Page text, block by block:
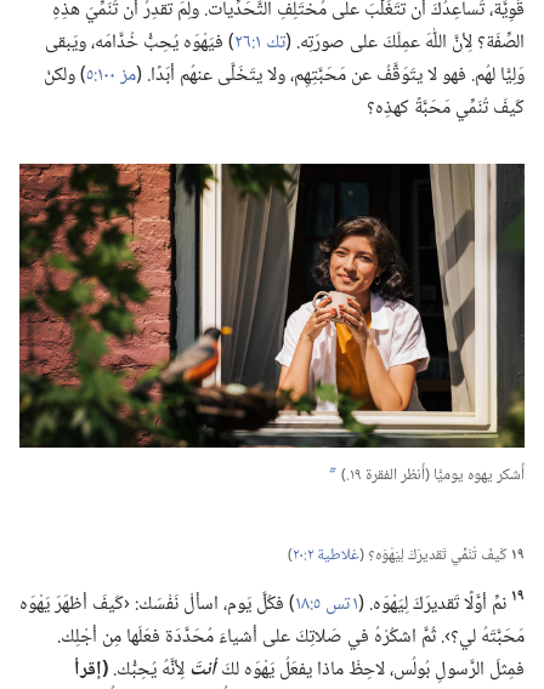
قَوِيَّة،‏ تُساعِدُكَ أن تتَغَلَّبَ على مُختَلِفِ التَّحَدِّيات.‏ ولِمَ تقدِرُ أن تُنَمِّيَ هذِهِ
الصِّفَة؟‏ لِأنَّ اللّٰهَ عمِلَكَ على صورَتِه.‏ (‏تك ١:‏٢٦
‏)‏ فيَهْوَه يُحِبُّ خُدَّامَه،‏ ويَبقى
وَلِيًّا لهُم.‏ فهو لا يتَوَقَّفُ عن مَحَبَّتِهِم،‏ ولا يتَخَلَّى عنهُم أبَدًا.‏ (‏مز ١٠٠:‏٥
‏)‏ ولكنْ
كَيفَ تُنَمِّي مَحَبَّةً كهذِه؟‏
أُشكر يهوه يوميًّا (‏أُنظر الفقرة ١٩.‏)‏ b
١٩كَيفَ تُنَمِّي تَقديرَكَ لِيَهْوَه؟‏ (‏غلاطية ٢:‏٢٠
‏)‏
١٩ نمِّ أوَّلًا تَقديرَكَ لِيَهْوَه.‏ (‏١ تس ٥:‏١٨
‏)‏ فكُلَّ يَوم،‏ اسألْ نَفْسَك:‏ ‹كَيفَ أظهَرَ يَهْوَه
مَحَبَّتَهُ لي؟‏›.‏ ثُمَّ اشكُرْهُ في صَلاتِكَ على أشياءَ مُحَدَّدَة فعَلَها مِن أجْلِك.‏
فمِثلَ الرَّسولِ بُولُس،‏ لاحِظْ ماذا يفعَلُ يَهْوَه لكَأنتَلِأنَّهُ يُحِبُّك.‏‏(‏إقرأ